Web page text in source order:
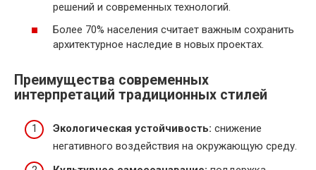
решений и современных технологий.
Более 70% населения считает важным сохранить
архитектурное наследие в новых проектах.
Преимущества современных
интерпретаций традиционных стилей
Экологическая устойчивость: снижение
негативного воздействия на окружающую среду.